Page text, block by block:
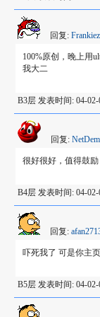
回复: Frankiez
100%原创，晚上用
我大二
B3层 发表时间: 04-02-
回复:
很好很好，值得鼓励
B4层 发表时间: 04-02-
回复:
吓死我了 可是你主
B5层 发表时间: 04-02-